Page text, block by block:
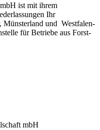
ist mit ihrem
Ihr
Münsterland und Westfalen-
für Betriebe aus Forst-
mbH